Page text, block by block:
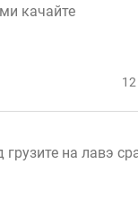
качайте
грузите на лавэ